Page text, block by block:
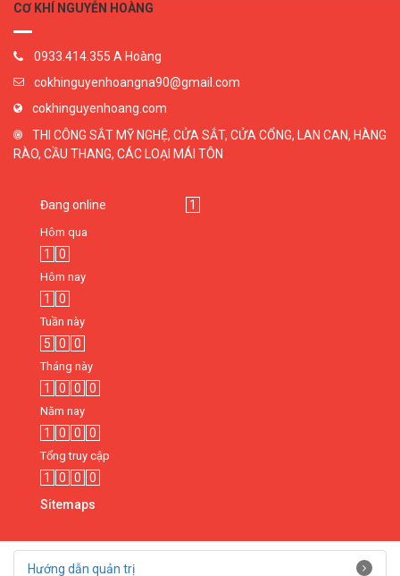
CƠ KHÍ NGUYỄN HOÀNG
0933.414.355 A Hoàng
cokhinguyenhoangna90@gmail.com
cokhinguyenhoang.com
THI CÔNG SẮT MỸ NGHỆ, CỬA SẮT, CỬA CỔNG, LAN CAN, HÀNG
RÀO, CẦU THANG, CÁC LOẠI MÁI TÔN
Đang online 1
Hôm qua
1 0
Hôm nay
1 0
Tuần này
5 0 0
Tháng này
1 0 0 0
Năm nay
1 0 0 0
Tổng truy cập
1 0 0
0
Sitemaps
Hướng dẫn quản trị